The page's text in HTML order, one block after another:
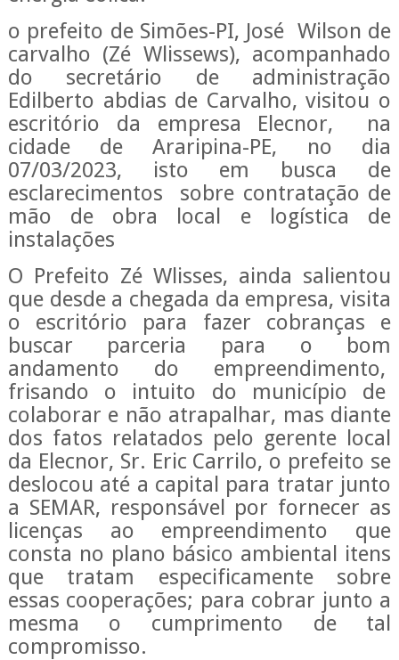
o prefeito de Simões-PI, José Wilson de
carvalho (Zé Wlissews), acompanhado
do secretário de administração
Edilberto abdias de Carvalho, visitou o
escritório da empresa Elecnor, na
cidade de Araripina-PE, no dia
07/03/2023, isto em busca de
esclarecimentos sobre contratação de
mão de obra local e logística de
instalações
O Prefeito Zé Wlisses, ainda salientou
que desde a chegada da empresa, visita
o escritório para fazer cobranças e
buscar parceria para o bom
andamento do empreendimento,
frisando o intuito do município de
colaborar e não atrapalhar, mas diante
dos fatos relatados pelo gerente local
da Elecnor, Sr. Eric Carrilo, o prefeito se
deslocou até a capital para tratar junto
a SEMAR, responsável por fornecer as
licenças ao empreendimento que
consta no plano básico ambiental itens
que tratam especificamente sobre
essas cooperações; para cobrar junto a
mesma o cumprimento de tal
compromisso.